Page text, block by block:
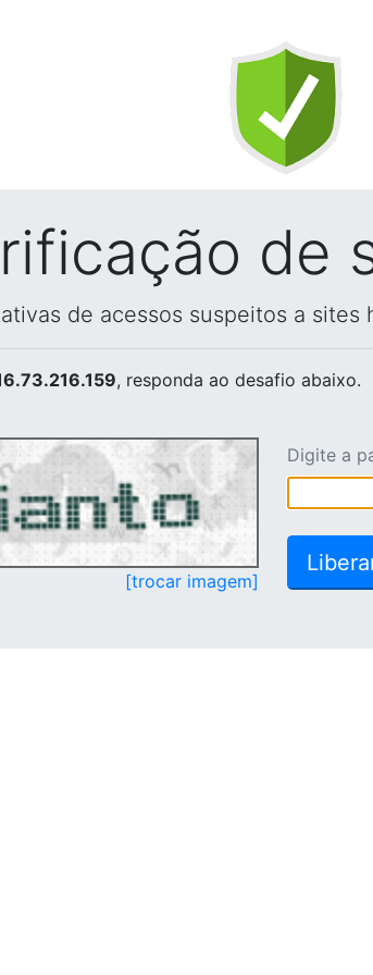
de
de acessos suspeitos a sites
, responda ao desafio abaixo.
[trocar imagem]
Digite a